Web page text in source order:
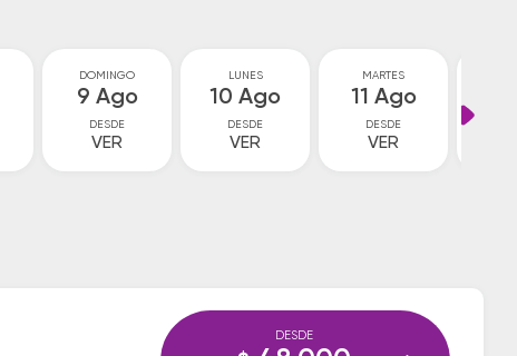
DOMINGO
9 Ago
DESDE
VER
LUNES
10 Ago
DESDE
VER
MARTES
11 Ago
DESDE
VER
DESDE